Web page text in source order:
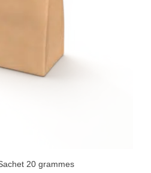
20 grammes